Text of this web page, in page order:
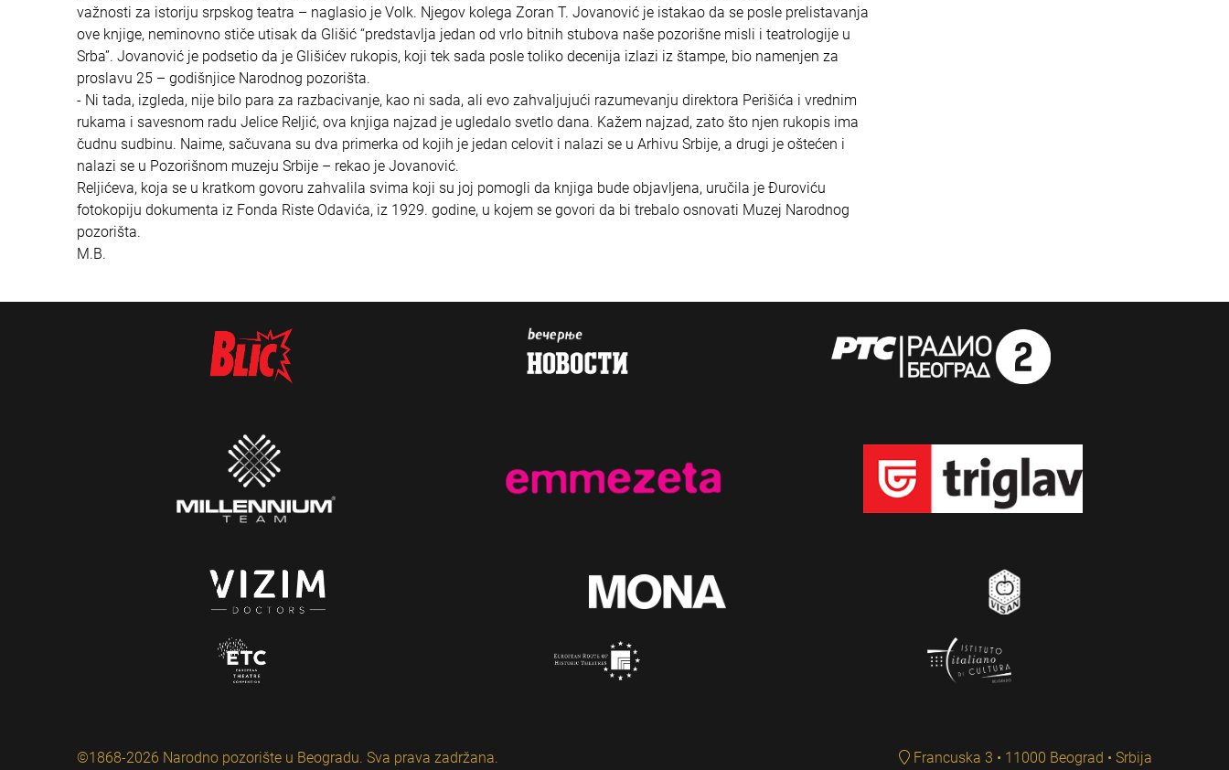
važnosti za istoriju srpskog teatra – naglasio je Volk. Njegov kolega Zoran T. Jovanović je istakao da se posle prelistavanja
ove knjige, neminovno stiče utisak da Glišić “predstavlja jedan od vrlo bitnih stubova naše pozorišne misli i teatrologije u
Srba”. Jovanović je podsetio da je Glišićev rukopis, koji tek sada posle toliko decenija izlazi iz štampe, bio namenjen za
proslavu 25 – godišnjice Narodnog pozorišta.
- Ni tada, izgleda, nije bilo para za razbacivanje, kao ni sada, ali evo zahvaljujući razumevanju direktora Perišića i vrednim
rukama i savesnom radu Jelice Reljić, ova knjiga najzad je ugledalo svetlo dana. Kažem najzad, zato što njen rukopis ima
čudnu sudbinu. Naime, sačuvana su dva primerka od kojih je jedan celovit i nalazi se u Arhivu Srbije, a drugi je oštećen i
nalazi se u Pozorišnom muzeju Srbije – rekao je Jovanović.
Reljićeva, koja se u kratkom govoru zahvalila svima koji su joj pomogli da knjiga bude objavljena, uručila je Đuroviću
fotokopiju dokumenta iz Fonda Riste Odavića, iz 1929. godine, u kojem se govori da bi trebalo osnovati Muzej Narodnog
pozorišta.
M.B.
©1868-2026 Narodno pozorište u Beogradu. Sva prava zadržana. Francuska 3 • 11000 Beograd • Srbija